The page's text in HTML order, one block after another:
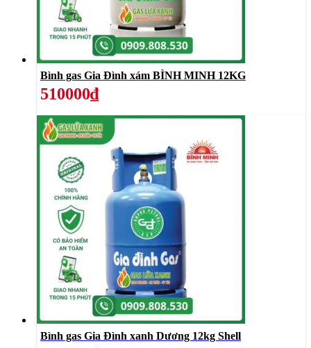
Bình gas Gia Đình xám BÌNH MINH 12KG
510000₫
Bình gas Gia Đình xanh Dương 12kg Shell